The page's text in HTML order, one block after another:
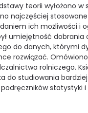
teorii wyłożono w
najczęściej
ich możliwości i
umiejętność dobrania
do danych, którymi
rozwiązać.
rolniczego.
do studiowania bardziej
statystyki